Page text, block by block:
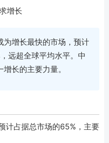
增长
为增长最快的市场，预计
远超全球平均水平。中
长的主要力量。
计占据总市场的65%，主要